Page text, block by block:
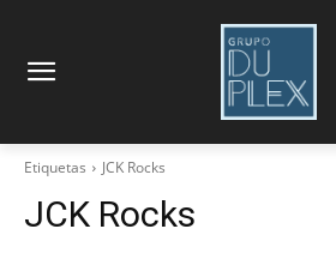
Etiquetas JCK Rocks
JCK Rocks